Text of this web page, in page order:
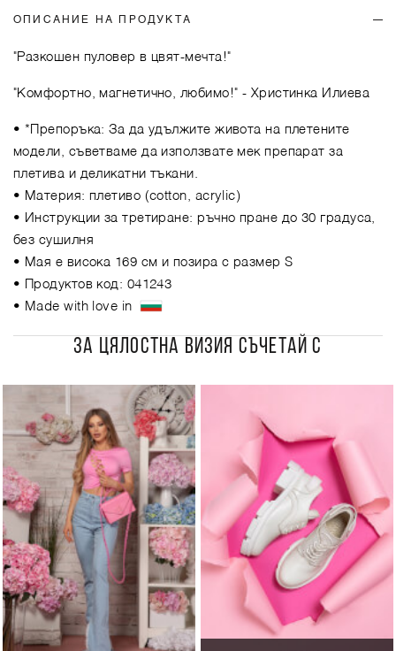
ОПИСАНИЕ НА ПРОДУКТА
"Разкошен пуловер в цвят-мечта!"
"Комфортно, магнетично, любимо!" - Христинка Илиева
• *Препоръка: За да удължите живота на плетените
модели, съветваме да използвате мек препарат за
плетива и деликатни тъкани.
• Материя: плетиво (cotton, acrylic)
• Инструкции за третиране: ръчно пране до 30 градуса,
без сушилня
• Мая е висока 169 см и позира с размер S
• Продуктов код: 041243
• Made with love in
ЗА ЦЯЛОСТНА ВИЗИЯ СЪЧЕТАЙ С